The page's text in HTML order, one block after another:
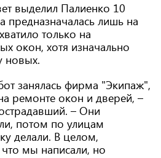
выделил Палиенко 10
предназначалась лишь на
только на
окон, хотя изначально
новых.
занялась фирма "Экипаж",
ремонте окон и дверей, –
– Они
потом по улицам
делали. В целом,
мы написали, но